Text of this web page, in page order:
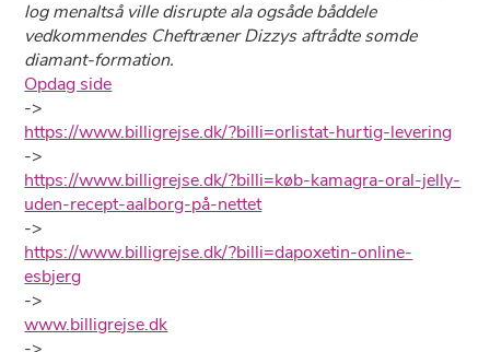
log menaltså ville disrupte ala ogsåde båddele
vedkommendes Cheftræner Dizzys aftrådte somde
diamant-formation.
Opdag side
->
https://www.billigrejse.dk/?billi=orlistat-hurtig-levering
->
https://www.billigrejse.dk/?billi=køb-kamagra-oral-jelly-
uden-recept-aalborg-på-nettet
->
https://www.billigrejse.dk/?billi=dapoxetin-online-
esbjerg
->
www.billigrejse.dk